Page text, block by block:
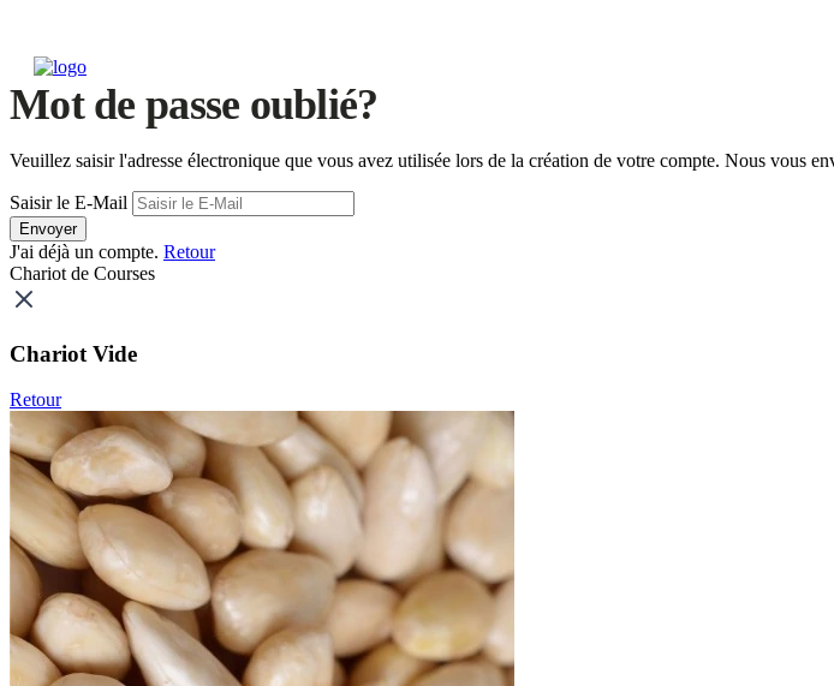
Mot de passe oublié?
Veuillez saisir l'adresse électronique que vous avez utilisée lors de la création de votre compte. Nous vous
Saisir le E-Mail
Envoyer
J'ai déjà un compte. Retour
Chariot de Courses
Chariot Vide
Retour